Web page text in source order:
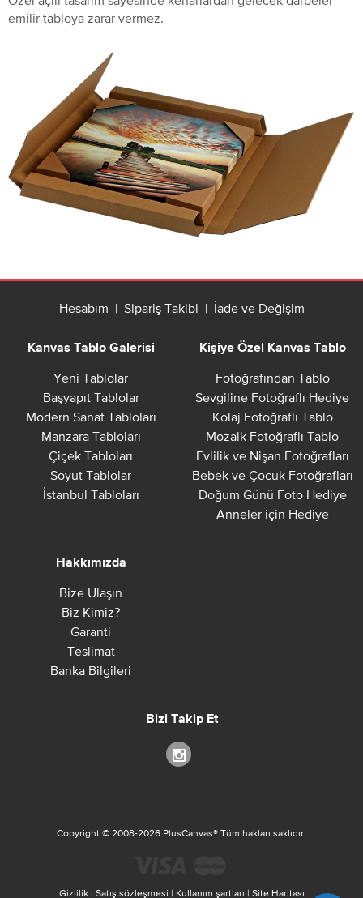
emilir tabloya zarar vermez.
Hesabım | Sipariş Takibi | İade ve Değişim
Kanvas Tablo Galerisi
Yeni Tablolar
Başyapıt Tablolar
Modern Sanat Tabloları
Manzara Tabloları
Çiçek Tabloları
Soyut Tablolar
İstanbul Tabloları
Kişiye Özel Kanvas Tablo
Fotoğrafından Tablo
Sevgiline Fotoğraflı Hediye
Kolaj Fotoğraflı Tablo
Mozaik Fotoğraflı Tablo
Evlilik ve Nişan Fotoğrafları
Bebek ve Çocuk Fotoğrafları
Doğum Günü Foto Hediye
Anneler için Hediye
Hakkımızda
Bize Ulaşın
Biz Kimiz?
Garanti
Teslimat
Banka Bilgileri
Bizi Takip Et
Copyright © 2008-2026 PlusCanvas® Tüm hakları saklıdır.
Gizlilik| Satış sözleşmesi | Kullanım şartları | Site Haritası